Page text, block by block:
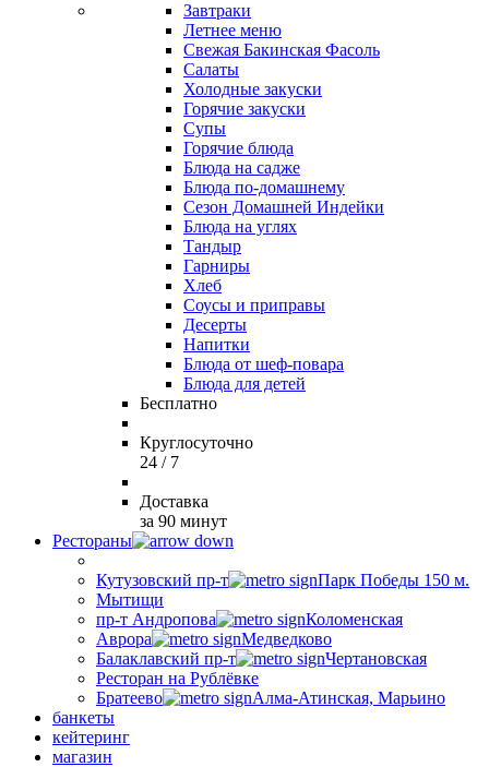
Завтраки
Летнее меню
Свежая Бакинская Фасоль
Салаты
Холодные закуски
Горячие закуски
Супы
Горячие блюда
Блюда на садже
Блюда по-домашнему
Сезон Домашней Индейки
Блюда на углях
Тандыр
Гарниры
Хлеб
Соусы и приправы
Десерты
Напитки
Блюда от шеф-повара
Блюда для детей
Бесплатно
Круглосуточно
24 / 7
Доставка
за 90 минут
Рестораны
Кутузовский пр-т
Парк Победы 150 м.
Мытищи
пр-т Андропова
Коломенская
Аврора
Медведково
Балаклавский пр-т
Чертановская
Ресторан на Рублёвке
Братеево
Алма-Атинская, Марьино
банкеты
кейтеринг
магазин